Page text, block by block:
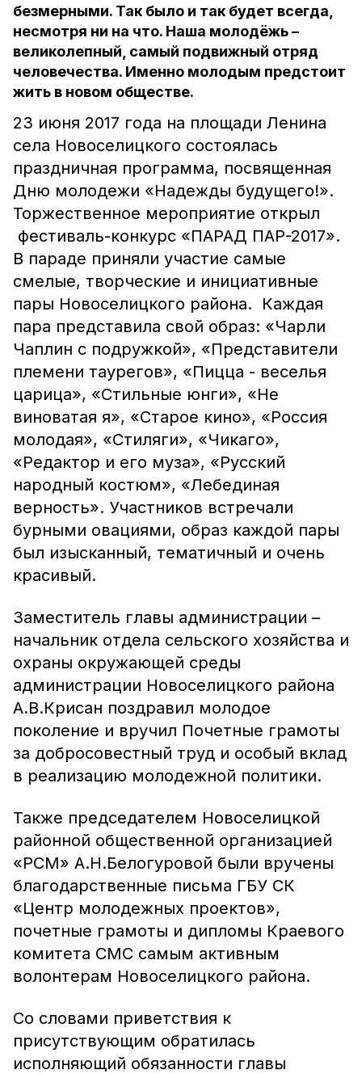
безмерными. Так было и так будет всегда,
несмотря ни на что. Наша молодёжь –
великолепный, самый подвижный отряд
человечества. Именно молодым предстоит
жить в новом обществе.
23 июня 2017 года на площади Ленина
села Новоселицкого состоялась
праздничная программа, посвященная
Дню молодежи «Надежды будущего!».
Торжественное мероприятие открыл
фестиваль-конкурс «ПАРАД ПАР-2017».
В параде приняли участие самые
смелые, творческие и инициативные
пары Новоселицкого района. Каждая
пара представила свой образ: «Чарли
Чаплин с подружкой», «Представители
племени таурегов», «Пицца - веселья
царица», «Стильные юнги», «Не
виноватая я», «Старое кино», «Россия
молодая», «Стиляги», «Чикаго»,
«Редактор и его муза», «Русский
народный костюм», «Лебединая
верность». Участников встречали
бурными овациями, образ каждой пары
был изысканный, тематичный и очень
красивый.
Заместитель главы администрации –
начальник отдела сельского хозяйства и
охраны окружающей среды
администрации Новоселицкого района
А.В.Крисан поздравил молодое
поколение и вручил Почетные грамоты
за добросовестный труд и особый вклад
в реализацию молодежной политики.
Также председателем Новоселицкой
районной общественной организацией
«РСМ» А.Н.Белогуровой были вручены
благодарственные письма ГБУ СК
«Центр молодежных проектов»,
почетные грамоты и дипломы Краевого
комитета СМС самым активным
волонтерам Новоселицкого района.
Со словами приветствия к
присутствующим обратилась
исполняющий обязанности главы